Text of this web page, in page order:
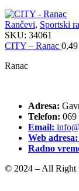
Rančevi, Sportski
SKU: 34061
CITY – Ranac 0,49
Ranac
Adresa:
Telefon: 069
Email:
Web adresa:
Radno
© 2024 – All Right